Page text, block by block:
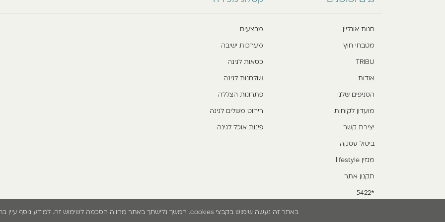
באתר זה נעשה שימוש בקבצי cookies. המשך גלישתך באתר מהווה הסכמה לשימוש זה. למידע נוסף עיין בתנאי השימוש
חנות אונליין
מטבחי חוץ
TRIBU
אודות
הסניפים שלנו
מועדון לקוחות
יצירת קשר
ביטול עסקה
מגזין lifestyle
תקנון אתר
*5422
מבצעים
מערכות ישיבה
כסאות לגינה
שולחנות לגינה
פתרונות הצללה
ריהוט משלים לגינה
פינות אוכל לגינה